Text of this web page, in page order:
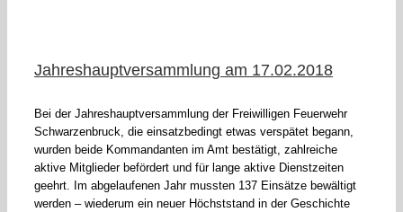
Jahreshauptversammlung am 17.02.2018
Bei der Jahreshauptversammlung der Freiwilligen Feuerwehr
Schwarzenbruck, die einsatzbedingt etwas verspätet begann,
wurden beide Kommandanten im Amt bestätigt, zahlreiche
aktive Mitglieder befördert und für lange aktive Dienstzeiten
geehrt. Im abgelaufenen Jahr mussten 137 Einsätze bewältigt
werden – wiederum ein neuer Höchststand in der Geschichte